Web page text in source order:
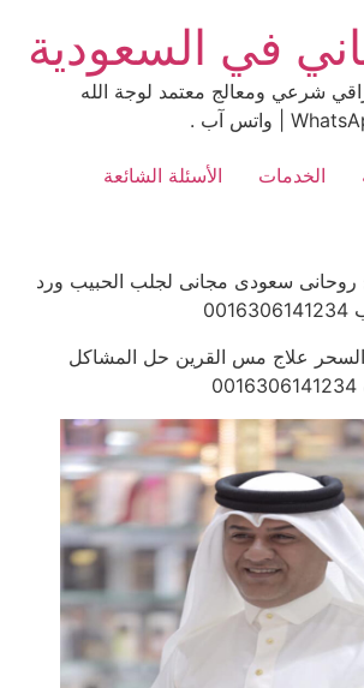
في السعودية
شرعي ومعالج معتمد لوجة الله
الخدمات
الأسئلة الشائعة
روحانى سعودى مجانى لجلب الحبيب ورد
السحر علاج مس القرين حل المشاكل